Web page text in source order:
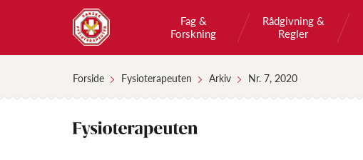
Fag &
Forskning
Rådgivning &
Regler
Forside Fysioterapeuten Arkiv Nr. 7, 2020